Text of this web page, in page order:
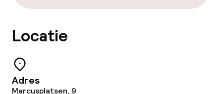
Locatie
Adres
Marcusplatsen, 9